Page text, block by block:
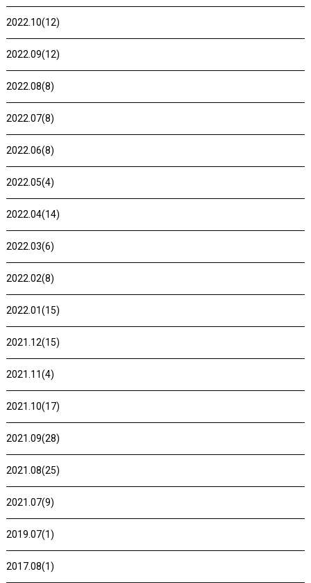
2022.10(12)
2022.09(12)
2022.08(8)
2022.07(8)
2022.06(8)
2022.05(4)
2022.04(14)
2022.03(6)
2022.02(8)
2022.01(15)
2021.12(15)
2021.11(4)
2021.10(17)
2021.09(28)
2021.08(25)
2021.07(9)
2019.07(1)
2017.08(1)